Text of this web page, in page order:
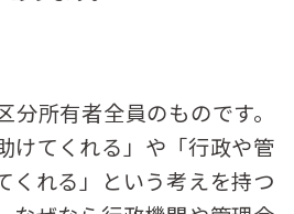
分所有者全員のものです。
けてくれる」や「行政や管
くれる」という考えを持つ